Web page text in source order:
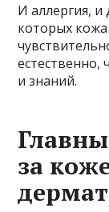
И аллергия, и
которых кожа
естественно,
и знаний.
за